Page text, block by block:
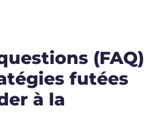
(FAQ)
futées
à la